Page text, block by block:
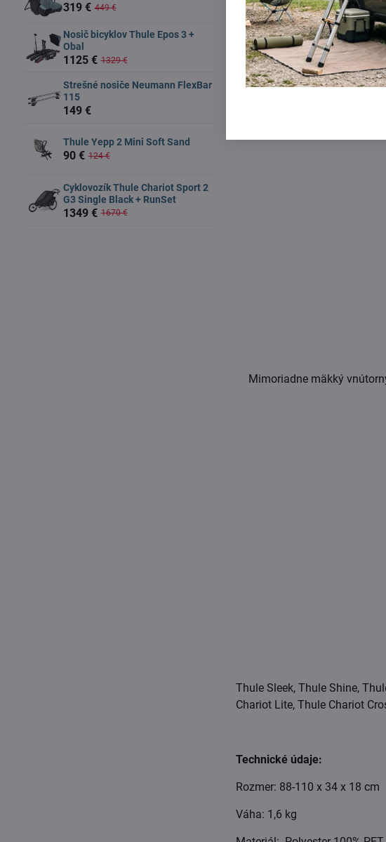
Fusak je navrhnutý
Mimoriadne mäkký
Thule Sleek, Thule Shine,
Chariot Lite, Thule Chariot
Technické údaje:
Rozmer: 88-110 x 34 x 18 cm
Váha: 1,6 kg
319 € 449 €
Nosič bicyklov Thule Epos 3 +
Obal
1125 € 1329 €
Strešné nosiče Neumann FlexBar
115
149 €
Thule Yepp 2 Mini Soft Sand
90 € 124 €
Cyklovozík Thule Chariot Sport 2
G3 Single Black + RunSet
1349 € 1670 €